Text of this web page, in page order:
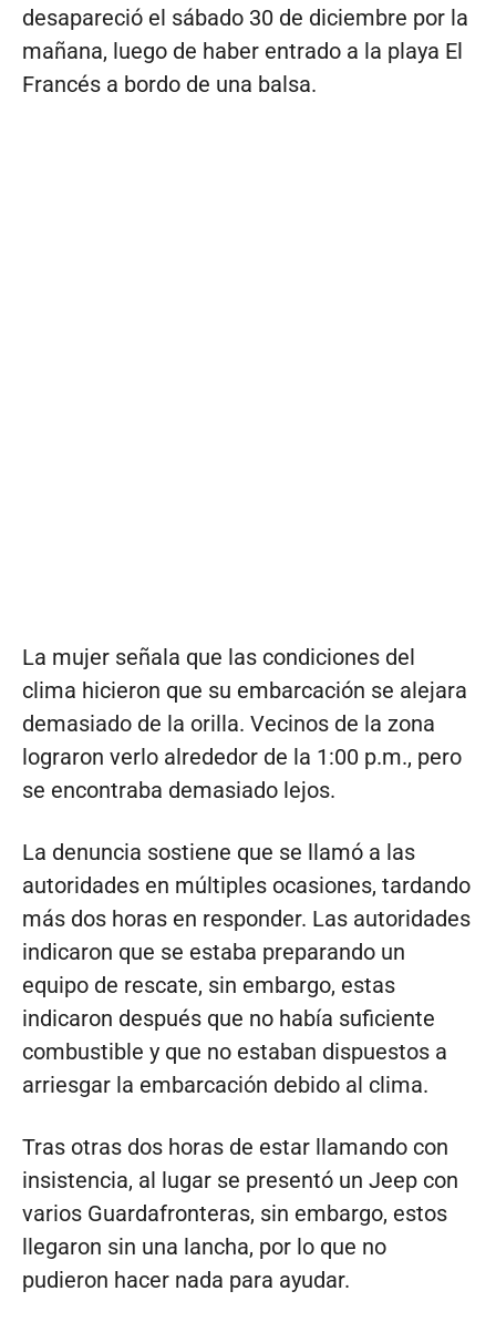
desapareció el sábado 30 de diciembre por la
mañana, luego de haber entrado a la playa El
Francés a bordo de una balsa.
La mujer señala que las condiciones del
clima hicieron que su embarcación se alejara
demasiado de la orilla. Vecinos de la zona
lograron verlo alrededor de la 1:00 p.m., pero
se encontraba demasiado lejos.
La denuncia sostiene que se llamó a las
autoridades en múltiples ocasiones, tardando
más dos horas en responder. Las autoridades
indicaron que se estaba preparando un
equipo de rescate, sin embargo, estas
indicaron después que no había suficiente
combustible y que no estaban dispuestos a
arriesgar la embarcación debido al clima.
Tras otras dos horas de estar llamando con
insistencia, al lugar se presentó un Jeep con
varios Guardafronteras, sin embargo, estos
llegaron sin una lancha, por lo que no
pudieron hacer nada para ayudar.